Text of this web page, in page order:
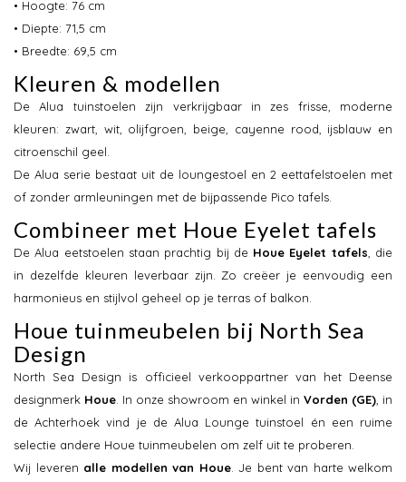
• Hoogte: 76 cm
• Diepte: 71,5 cm
• Breedte: 69,5 cm
Kleuren & modellen
De Alua tuinstoelen zijn verkrijgbaar in zes frisse, moderne
kleuren: zwart, wit, olijfgroen, beige, cayenne rood, ijsblauw en
citroenschil geel.
De Alua serie bestaat uit de loungestoel en 2 eettafelstoelen met
of zonder armleuningen met de bijpassende Pico tafels.
Combineer met Houe Eyelet tafels
De Alua eetstoelen staan prachtig bij de Houe Eyelet tafels, die
in dezelfde kleuren leverbaar zijn. Zo creëer je eenvoudig een
harmonieus en stijlvol geheel op je terras of balkon.
Houe tuinmeubelen bij North Sea
Design
North Sea Design is officieel verkooppartner van het Deense
designmerk Houe. In onze showroom en winkel in Vorden (GE), in
de Achterhoek vind je de Alua Lounge tuinstoel én een ruime
selectie andere Houe tuinmeubelen om zelf uit te proberen.
Wij leveren alle modellen van Houe. Je bent van harte welkom